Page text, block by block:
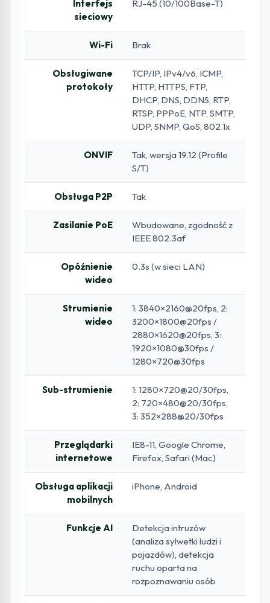
Interfejs
sieciowy
RJ-45 (10/100Base-T)
Wi-Fi Brak
Obsługiwane
protokoły
TCP/IP, IPv4/v6, ICMP,
HTTP, HTTPS, FTP,
DHCP, DNS, DDNS, RTP,
RTSP, PPPoE, NTP, SMTP,
UDP, SNMP, QoS, 802.1x
ONVIF
Tak, wersja 19.12 (Profile
S/T)
Obsługa P2P Tak
Zasilanie PoE
Wbudowane, zgodność z
IEEE 802.3af
Opóźnienie
wideo
0.3s (w sieci LAN)
Strumienie
wideo
1: 3840×2160@20fps, 2:
3200×1800@20fps /
2880×1620@20fps, 3:
1920×1080@30fps /
1280×720@30fps
Sub-strumienie
1: 1280×720@20/30fps,
2: 720×480@20/30fps,
3: 352×288@20/30fps
Przeglądarki
internetowe
IE8-11, Google Chrome,
Firefox, Safari (Mac)
Obsługa aplikacji
mobilnych
iPhone, Android
Funkcje AI
Detekcja intruzów
(analiza sylwetki ludzi i
pojazdów), detekcja
ruchu oparta na
rozpoznawaniu osób